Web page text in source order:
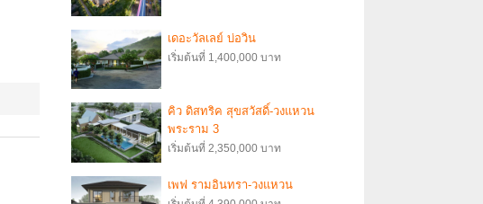
เดอะวัลเลย์ บ่อวิน
เริ่มต้นที่ 1,400,000 บาท
คิว ดิสทริค สุขสวัสดิ์-วงแหวน
พระราม 3
เริ่มต้นที่ 2,350,000 บาท
เพฟ รามอินทรา-วงแหวน